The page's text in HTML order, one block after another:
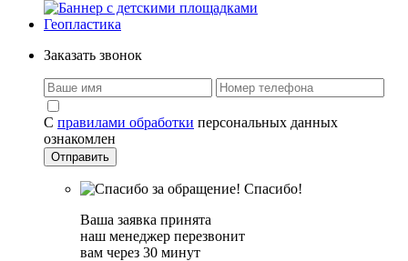
Геопластика
Заказать звонок
С правилами обработки персональных данных
ознакомлен
Спасибо!
Ваша заявка принята
наш менеджер перезвонит
вам через 30 минут